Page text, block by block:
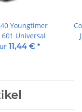
Youngtimer
Universal
11,44 € *